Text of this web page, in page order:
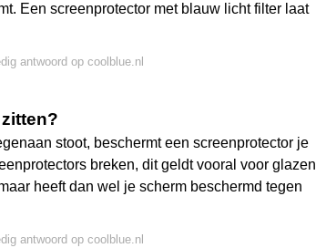
Een screenprotector met blauw licht filter laat
antwoord op coolblue.nl
stoot, beschermt een screenprotector je
breken, dit geldt vooral voor glazen
heeft dan wel je scherm beschermd tegen
antwoord op coolblue.nl